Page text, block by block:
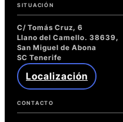
SITUACIÓN
C/ Tomás Cruz, 6
Llano del Camello. 38639,
San Miguel de Abona
SC Tenerife
Localización
CONTACTO